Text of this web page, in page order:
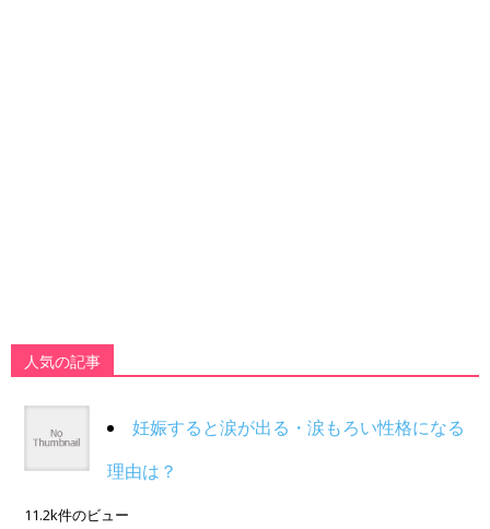
人気の記事
妊娠すると涙が出る・涙もろい性格になる
理由は？
11.2k件のビュー